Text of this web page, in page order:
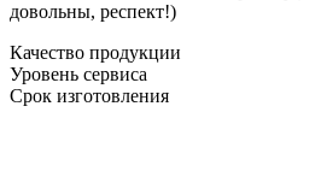
довольны, респект!)
Качество продукции
Уровень сервиса
Срок изготовления